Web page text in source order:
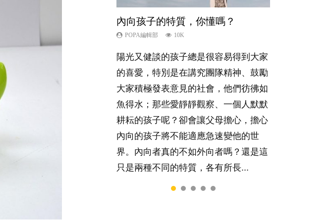
內向孩子的特質，你懂嗎？
POPA編輯部 10K
陽光又健談的孩子總是很容易得到大家
的喜愛，特別是在講究團隊精神、鼓勵
大家積極發表意見的社會，他們彷彿如
魚得水；那些愛靜靜觀察、一個人默默
耕耘的孩子呢？卻會讓父母擔心，擔心
內向的孩子將不能適應急速變他的世
界。內向者真的不如外向者嗎？還是這
只是兩種不同的特質，各有所長...
夫妻必看！經營婚姻，沒捷徑
POPA編輯部 22.9K
你是不是也曾經以為只要跟相愛的人結
婚，就自然能走到白頭，但生了孩子卻
發現事情不如你所料？ 經營婚姻，不
如我們想像的簡單，卻也不是大家說得
那麼難。一起來認識婚姻的真相！...
新手父母不用怕
POPA編輯部 16.3K
相信許多人初為人父母，由懷孕開始到
孩子呱呱落地，心中都有數之不盡的問
題～這裡一次過集合我們以往製作過的
相關短片。 這段路讓我們跟你同行～...
想孩子學好外語，點做好？
POPA編輯部 9.9K
有人話學多種語言越早開始越好，有人
卻說一時間太多語言，會令孩子感到混
淆，到底誰是誰非？聽聽專家怎樣說，
解開語言學習的迷思～...
愛孩子也別忘了愛自己，父母如何
關顧自己的身心靈？
照顧孩子衣食住行、陪同兒女應對功課
測驗，還要陪玩製造親子時間，尚要處
理家中雜項要務……當父母的，有千百
個任務要做。可惜，有一樣重要至極
的，總被遺漏——關注自己的情緒和心
理健康。...